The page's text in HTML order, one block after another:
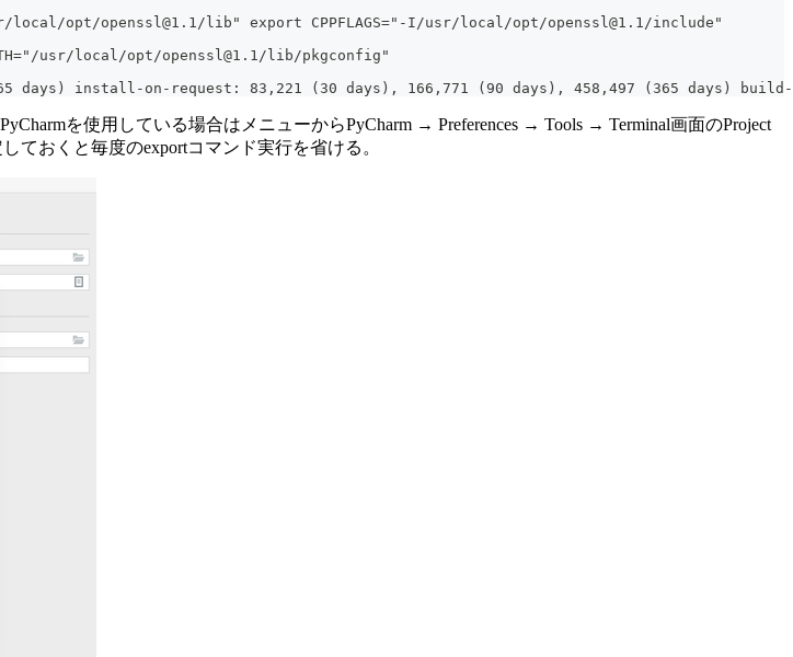
opt/openssl@1.1/lib" export CPPFLAGS="-I/usr/local/opt/openssl@1.1/include"
usr/local/opt/openssl@1.1/lib/pkgconfig"
days) install-on-request: 83,221 (30 days), 166,771 (90 days), 458,497 (365 days)
を使用している場合はメニューからPyCharm → Preferences → Tools → Terminal画面のProject
ておくと毎度のexportコマンド実行を省ける。